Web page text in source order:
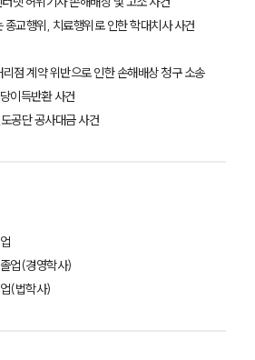
업무사례
주요 업무사례
분석/최신동향
법률정보
법률지식인
·중대재해그룹 업무
전체
종교행위, 치료행위로 인한 학대치사 사건
점 계약 위반으로 인한 손해배상 청구 소송
이득반환 사건
공단 공사대금 사건
업(경영학사)
(법학사)